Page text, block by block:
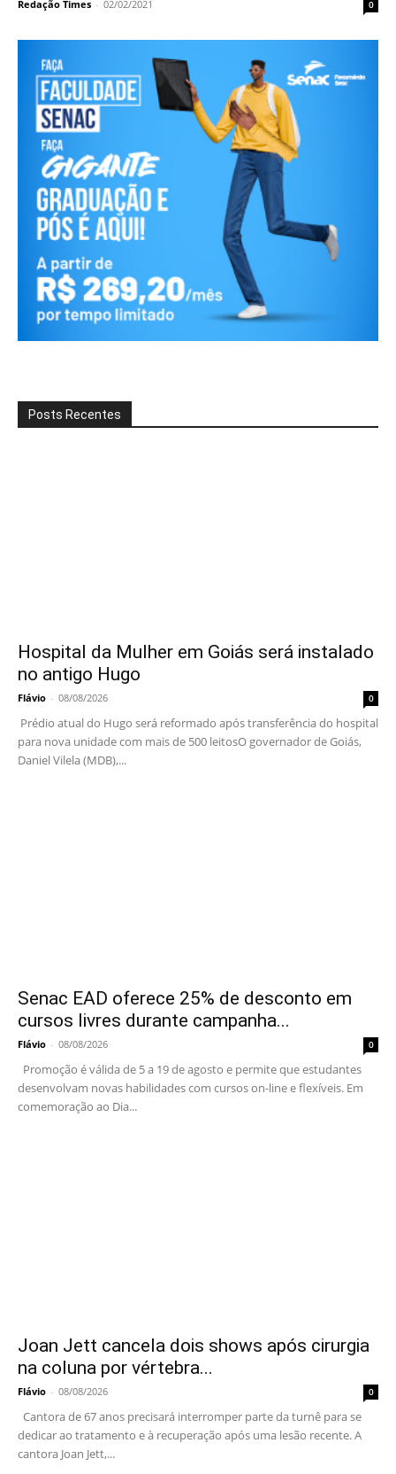
Redação Times - 02/02/2021 0
Posts Recentes
Hospital da Mulher em Goiás será instalado
no antigo Hugo
Flávio - 08/08/2026 0
Prédio atual do Hugo será reformado após transferência do hospital
para nova unidade com mais de 500 leitosO governador de Goiás,
Daniel Vilela (MDB),...
Senac EAD oferece 25% de desconto em
cursos livres durante campanha...
Flávio - 08/08/2026 0
Promoção é válida de 5 a 19 de agosto e permite que estudantes
desenvolvam novas habilidades com cursos on-line e flexíveis. Em
comemoração ao Dia...
Joan Jett cancela dois shows após cirurgia
na coluna por vértebra...
Flávio - 08/08/2026 0
Cantora de 67 anos precisará interromper parte da turnê para se
dedicar ao tratamento e à recuperação após uma lesão recente. A
cantora Joan Jett,...